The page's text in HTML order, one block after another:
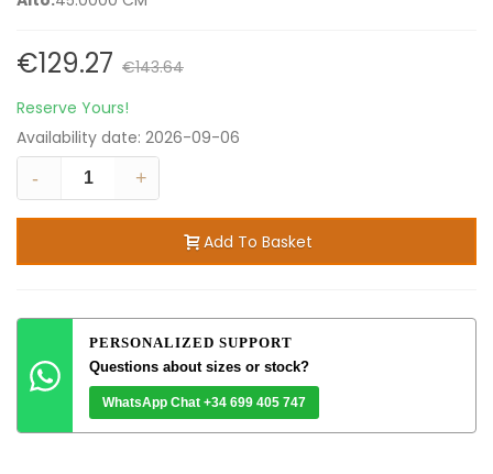
€129.27 €143.64
Reserve Yours!
Availability date: 2026-09-06
-
+
Add To Basket
PERSONALIZED SUPPORT
Questions about sizes or stock?
WhatsApp Chat +34 699 405 747